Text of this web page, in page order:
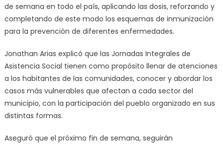
de semana en todo el país, aplicando las dosis, reforzando y
completando de este modo los esquemas de inmunización
para la prevención de diferentes enfermedades.
Jonathan Arias explicó que las Jornadas Integrales de
Asistencia Social tienen como propósito llenar de atenciones
a los habitantes de las comunidades, conocer y abordar los
casos más vulnerables que afectan a cada sector del
municipio, con la participación del pueblo organizado en sus
distintas formas.
Aseguró que el próximo fin de semana, seguirán